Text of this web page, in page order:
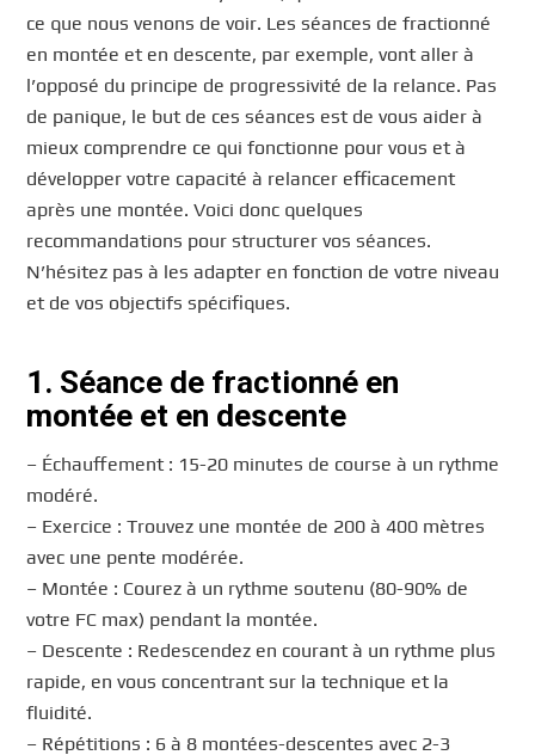
ce que nous venons de voir. Les séances de fractionné
en montée et en descente, par exemple, vont aller à
l’opposé du principe de progressivité de la relance. Pas
de panique, le but de ces séances est de vous aider à
mieux comprendre ce qui fonctionne pour vous et à
développer votre capacité à relancer efficacement
après une montée. Voici donc quelques
recommandations pour structurer vos séances.
N’hésitez pas à les adapter en fonction de votre niveau
et de vos objectifs spécifiques.
1. Séance de fractionné en
montée et en descente
– Échauffement : 15-20 minutes de course à un rythme
modéré.
– Exercice : Trouvez une montée de 200 à 400 mètres
avec une pente modérée.
– Montée : Courez à un rythme soutenu (80-90% de
votre FC max) pendant la montée.
– Descente : Redescendez en courant à un rythme plus
rapide, en vous concentrant sur la technique et la
fluidité.
– Répétitions : 6 à 8 montées-descentes avec 2-3